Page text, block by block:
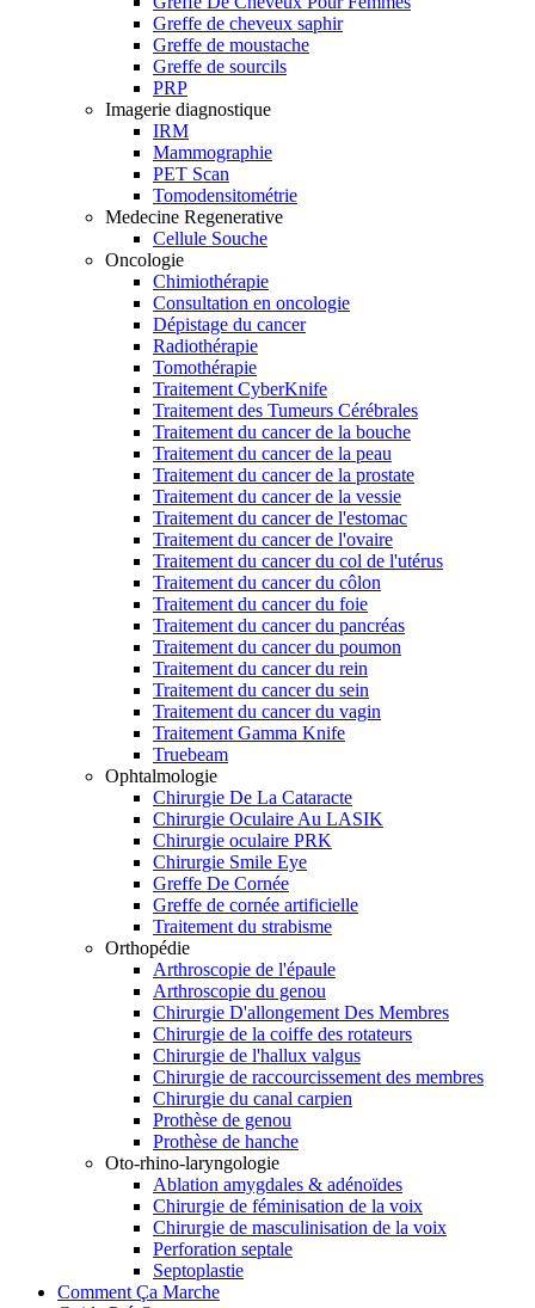
Greffe de cheveux saphir
Greffe de moustache
Greffe de sourcils
PRP
Imagerie diagnostique
IRM
Mammographie
PET Scan
Tomodensitométrie
Medecine Regenerative
Cellule Souche
Oncologie
Chimiothérapie
Consultation en oncologie
Dépistage du cancer
Radiothérapie
Tomothérapie
Traitement CyberKnife
Traitement des Tumeurs Cérébrales
Traitement du cancer de la bouche
Traitement du cancer de la peau
Traitement du cancer de la prostate
Traitement du cancer de la vessie
Traitement du cancer de l'estomac
Traitement du cancer de l'ovaire
Traitement du cancer du col de l'utérus
Traitement du cancer du côlon
Traitement du cancer du foie
Traitement du cancer du pancréas
Traitement du cancer du poumon
Traitement du cancer du rein
Traitement du cancer du sein
Traitement du cancer du vagin
Traitement Gamma Knife
Truebeam
Ophtalmologie
Chirurgie De La Cataracte
Chirurgie Oculaire Au LASIK
Chirurgie oculaire PRK
Chirurgie Smile Eye
Greffe De Cornée
Greffe de cornée artificielle
Traitement du strabisme
Orthopédie
Arthroscopie de l'épaule
Arthroscopie du genou
Chirurgie D'allongement Des Membres
Chirurgie de la coiffe des rotateurs
Chirurgie de l'hallux valgus
Chirurgie de raccourcissement des membres
Chirurgie du canal carpien
Prothèse de genou
Prothèse de hanche
Oto-rhino-laryngologie
Ablation amygdales & adénoïdes
Chirurgie de féminisation de la voix
Chirurgie de masculinisation de la voix
Perforation septale
Septoplastie
Comment Ça Marche